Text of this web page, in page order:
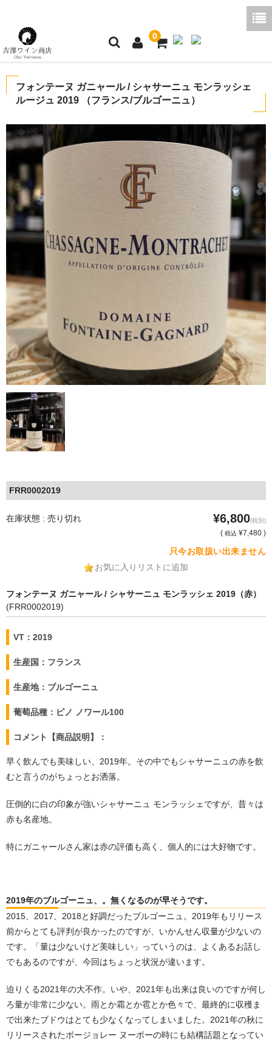
0
ご利用ガイド
商品一覧
好みから探す
ブログコラム
よくあるご質問
お問い合わせ
フォンテーヌ ガニャール / シャサーニュ モンラッシェ
ルージュ 2019 （フランス/ブルゴーニュ）
FRR0002019
在庫状態 : 売り切れ ¥6,800(税別)
( 税込 ¥7,480 )
只今お取扱い出来ません
お気に入りリストに追加
フォンテーヌ ガニャール / シャサーニュ モンラッシェ 2019（赤）
(FRR0002019)
VT：2019
生産国：フランス
生産地：ブルゴーニュ
葡萄品種：ピノ ノワール100
コメント【商品説明】：
早く飲んでも美味しい、2019年。その中でもシャサーニュの赤を飲
むと言うのがちょっとお洒落。
圧倒的に白の印象が強いシャサーニュ モンラッシェですが、昔々は
赤も名産地。
特にガニャールさん家は赤の評価も高く、個人的には大好物です。
2019年のブルゴーニュ、。無くなるのが早そうです。
2015、2017、2018と好調だったブルゴーニュ。2019年もリリース
前からとても評判が良かったのですが、いかんせん収量が少ないの
です。「量は少ないけど美味しい」っていうのは、よくあるお話し
でもあるのですが、今回はちょっと状況が違います。
迫りくる2021年の大不作。いや、2021年も出来は良いのですが何し
ろ量が非常に少ない。雨とか霜とか雹とか色々で、最終的に収穫ま
で出来たブドウはとても少なくなってしまいました。2021年の秋に
リリースされたボージョレー ヌーボーの時にも結構話題となってい